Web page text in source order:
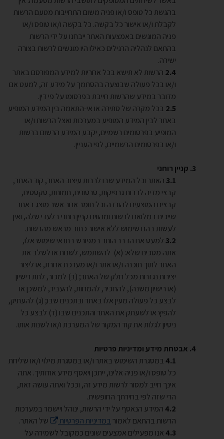
בהגשת כל טופס ו/או פניה משום התחייבות מטעם הרשות
לקבלת ו/או אישור כל בקשה. כל בקשה ו/או טופס ו/או
פניה המוגשים באמצעות האתר ייבחנו על ידי הרשות
בהתאם לנהליה הרגילים כאילו היו מוגשים לרשות בצורה
ישירה.
הרשות לא תישא בכל אחריות למידע המפורסם באתר
ו/או בכל פעולה שבוצעה בהסתמך על מידע זה, למעט אם
מדובר במידע שהרשות חייבת בפרסומו על פי דין.
בכל מקרה של סתירה או אי-התאמה בין המידע המופיע
באתר לבין המידע המופיע במערכות ואצל הרשות ו/או
המופיע בפרסומים רשמיים, יקבע המידע הרשום ברשות
ו/או בפרסומים הרשמיים, לפי העניין.
קניין רוחני
האתר וכל המידע שבו לרבות עיצוב האתר, קוד האתר,
קבצי מדיה לרבות גרפיקות, סרטונים, תמונות, טקסטים,
קבצים המוצעים להורדה וכל חומר אחר אשר מוצג באתר
שייכים במלואם לרשות ומהווים קניין רוחני בלעדי שלה, ואין
לעשות בהם שימוש ללא אישור כתוב מראש מהרשות.
למעט אם הדבר הותר במפורש בתנאי שימוש אלו,
אתה מסכים שלא: (א) להשתמש, לשנות או לשלב את
האתר לתוך תוכנה ו/או אתר ו/או מערכת אחרת, או ליצור
יצירות נגזרות מכל חלק של האתר; (ב) למכור, לתת רישיון
(או רישיון משנה), להחכיר, להמחות, להעביר, למשכן או
לבצע כל פעולה מעין אלו באתר ובתכנים שבו; (ג) להעתיק,
להפיץ או לשעתק את האתר והתכנים שבו (ד) לבצע כל
ניסיון לגלות את קוד המקור של המערכת ו/או לשנות אותו.
אבטחת מידע ומדיניות פרטיות
במסגרת השימוש באתר ו/או במסגרת מילוי ו/או שליחת
כל טופס ו/או פניה אלינו, ייתכן ויאסף מידע אודותיך. אתה
אינך חייב למסור לרשות מידע זה, וככל ואתה עושה זאת,
הרי שזה לפי בחירתך החופשית.
המידע הנאסף על ידי הרשות, ינוהל ויישמר במערכות
הרשות בהתאם לאמורבמדיניות הפרטיות
של האתר.
אנו מפעילים אמצעים שונים כמקובל לשמירה על